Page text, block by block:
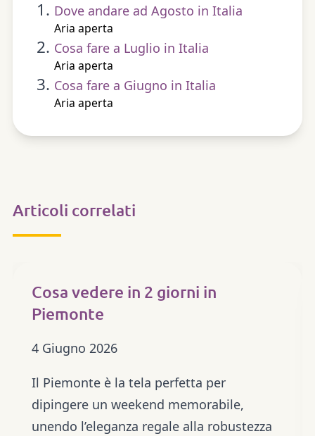
Dove andare ad Agosto in Italia
Aria aperta
Cosa fare a Luglio in Italia
Aria aperta
Cosa fare a Giugno in Italia
Aria aperta
Articoli correlati
ARIA APERTA
Cosa vedere in 2 giorni in
Piemonte
4 Giugno 2026
Il Piemonte è la tela perfetta per
dipingere un weekend memorabile,
unendo l’eleganza regale alla robustezza